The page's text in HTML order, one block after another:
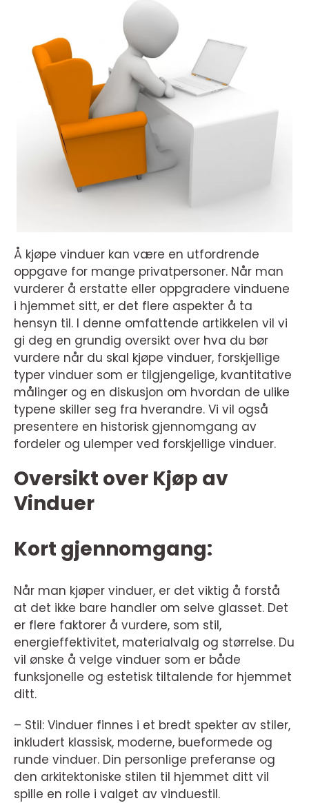
Å kjøpe vinduer kan være en utfordrende
oppgave for mange privatpersoner. Når man
vurderer å erstatte eller oppgradere vinduene
i hjemmet sitt, er det flere aspekter å ta
hensyn til. I denne omfattende artikkelen vil vi
gi deg en grundig oversikt over hva du bør
vurdere når du skal kjøpe vinduer, forskjellige
typer vinduer som er tilgjengelige, kvantitative
målinger og en diskusjon om hvordan de ulike
typene skiller seg fra hverandre. Vi vil også
presentere en historisk gjennomgang av
fordeler og ulemper ved forskjellige vinduer.
Oversikt over Kjøp av
Vinduer
Kort gjennomgang:
Når man kjøper vinduer, er det viktig å forstå
at det ikke bare handler om selve glasset. Det
er flere faktorer å vurdere, som stil,
energieffektivitet, materialvalg og størrelse. Du
vil ønske å velge vinduer som er både
funksjonelle og estetisk tiltalende for hjemmet
ditt.
– Stil: Vinduer finnes i et bredt spekter av stiler,
inkludert klassisk, moderne, bueformede og
runde vinduer. Din personlige preferanse og
den arkitektoniske stilen til hjemmet ditt vil
spille en rolle i valget av vinduestil.